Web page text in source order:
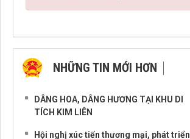
NHỮNG TIN MỚI HƠN
DÂNG HOA, DÂNG HƯƠNG TẠI KHU DI
TÍCH KIM LIÊN
Hội nghị xúc tiến thương mại, phát triển